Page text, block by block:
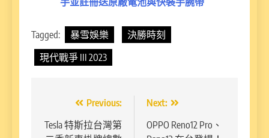
Tagged: 暴雪娛樂
決勝時刻
現代戰爭 III 2023
章
Previous:
Tesla 特斯拉台灣第
Next:
OPPO Reno12 Pro、